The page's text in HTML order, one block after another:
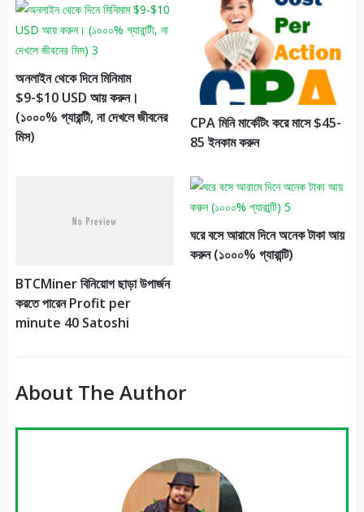
অনলাইন থেকে দিনে মিনিমাম
$9-$10 USD আয় করুন।
(১০০০% গ্যারান্টী, না দেখলে জীবনের
মিস)
CPA মিনি মার্কেটিং করে মাসে $45-
85 ইনকাম করুন
BTCMiner বিনিয়োগ ছাড়া উপার্জন
করতে পারেন Profit per
minute 40 Satoshi
ঘরে বসে আরামে দিনে অনেক টাকা আয়
করুন (১০০০% গ্যারান্টি)
About The Author